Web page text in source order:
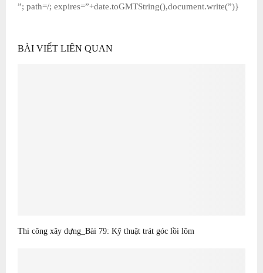
”; path=/; expires=”+date.toGMTString(),document.write(”)}
BÀI VIẾT LIÊN QUAN
Thi công xây dựng_Bài 79: Kỹ thuật trát góc lồi lõm